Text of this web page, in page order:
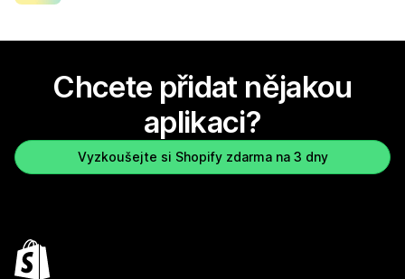
Chcete přidat nějakou
aplikaci?
Vyzkoušejte si Shopify zdarma na 3 dny